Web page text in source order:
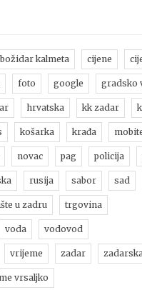
božidar kalmeta cijene
foto google gradsko
hrvatska kk zadar
košarka krađa
novac pag policija
rusija sabor sad
u zadru trgovina
voda vodovod
vrijeme zadar
vrsaljko